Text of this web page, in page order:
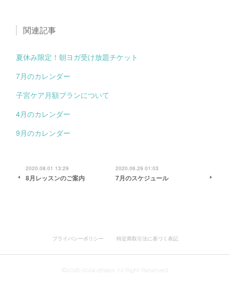
関連記事
夏休み限定！朝ヨガ受け放題チケット
7月のカレンダー
子宮ケア月額プランについて
4月のカレンダー
9月のカレンダー
2020.08.01 13:29
8月レッスンのご案内
2020.06.29 01:03
7月のスケジュール
プライバシーポリシー 特定商取引法に基づく表記
©2016-2024 qfdays All Right Reserved.